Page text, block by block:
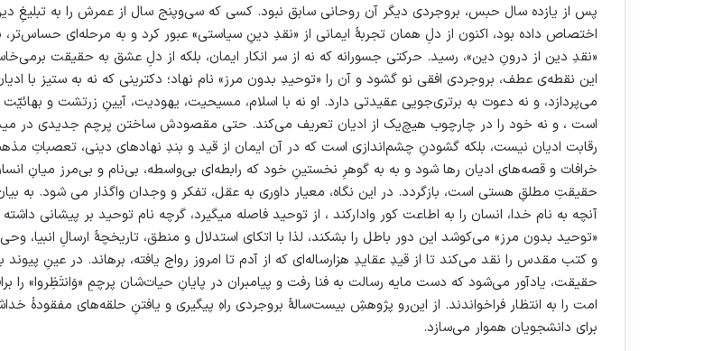
پس از یازده سال حبس، بروجردی دیگر آن روحانی سابق نبود. کسی که سی‌وپنج سال از عمرش را به تبلیغِ
اختصاص داده بود، اکنون از دلِ همان تجربهٔ ایمانی از «نقدِ دینِ سیاستی» عبور کرد و به مرحله‌ای حساس‌تر،
«نقدِ دین از درونِ دین»، رسید. حرکتی جسورانه که نه از سر انکار ایمان، بلکه از دلِ عشق به حقیقت
این نقطه‌ی عطف، بروجردی افقی نو گشود و آن را «توحیدِ بدون مرز» نام نهاد؛ دکترینی که نه به ستیز با
می‌پردازد، و نه دعوت به برتری‌جویی عقیدتی دارد. او نه با اسلام، مسیحیت، یهودیت، آیینِ زرتشت و بهائیّت
است ، و نه خود را در چارچوب هیچ‌یک از ادیان تعریف می‌کند. حتی مقصودش ساختن پرچم جدیدی در
رقابت ادیان نیست، بلکه گشودنِ چشم‌اندازی است که در آن ایمان از قید و بندِ نهادهای دینی، تعصباتِ
خرافات و قصه‌های ادیان رها شود و به به گوهرِ نخستینِ خود که رابطه‌ای بی‌واسطه، بی‌نام و بی‌مرز میانِ
حقیقتِ مطلقِ هستی است، بازگردد. در این نگاه، معیار داوری به عقل، تفکر و وجدان واگذار می شود. به
آنچه به نام خدا، انسان را به اطاعت کور وادارکند ، از توحید فاصله میگیرد، گرچه نام توحید بر پیشانی
«توحید بدون مرز» می‌کوشد این دور باطل را بشکند، لذا با اتکای استدلال و منطق، تاریخچهٔ ارسالِ انبیا،
و کتب مقدس را نقد می‌کند تا از قیدِ عقایدِ هزارساله‌ای که از آدم تا امروز رواج یافته، برهاند. در عینِ پیوند
حقیقت، یادآور می‌شود که دست مایه رسالت به فنا رفت و پیامبران در پایانِ حیات‌شان پرچمِ «وَانتَظِروا» را
امت را به انتظار فراخواندند. از این‌رو پژوهشِ بیست‌سالهٔ بروجردی راهِ پیگیری و یافتنِ حلقه‌های مفقودهٔ
برای دانشجویان هموار می‌سازد.